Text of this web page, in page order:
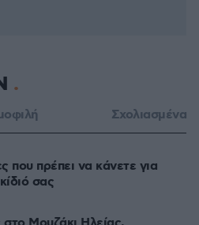
Σχολιασμένα
που πρέπει να κάνετε για
σας